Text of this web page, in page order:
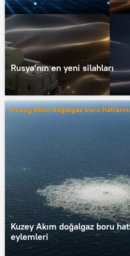
Rusya’nın en yeni silahları
Kuzey Akım doğalgaz boru
Kuzey Akım doğalgaz boru
eylemleri